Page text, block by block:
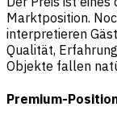
Marktposition.
interpretieren
Qualität,
Objekte fallen
Premium-